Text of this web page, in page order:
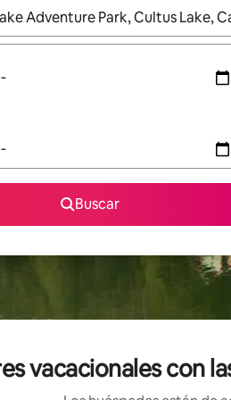
resultados estén disponibles,
Buscar
vacacionales con